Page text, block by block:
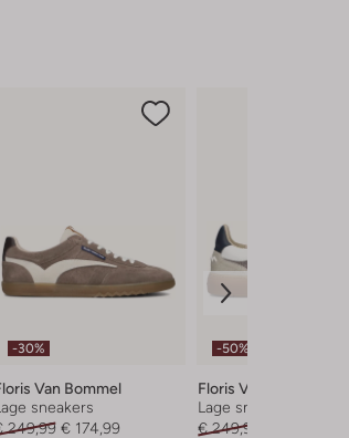
-30%
Van Bommel
sneakers
249,99 € 174,99
-50%
Floris Van Bommel
Lage sneakers
€ 249,99